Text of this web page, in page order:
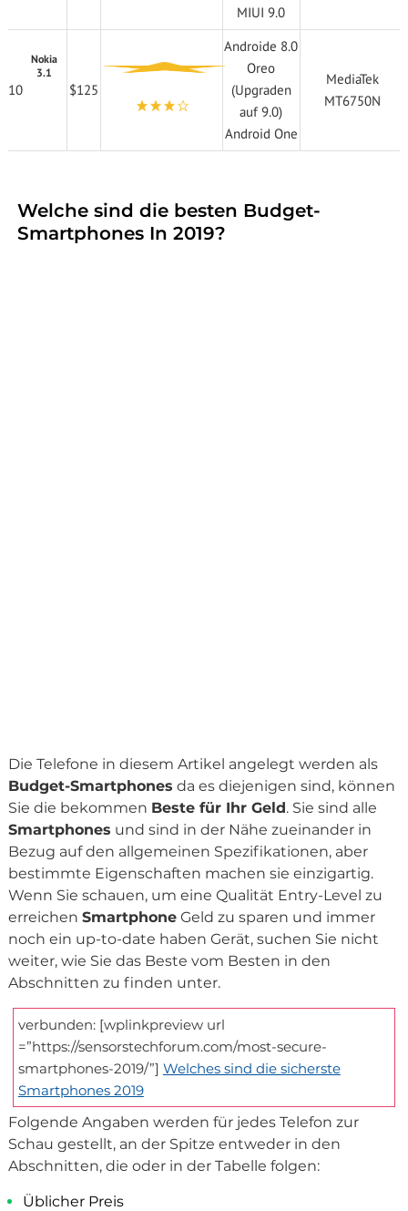
MIUI 9.0
10
Nokia
3.1
$125
Androide 8.0
Oreo
(Upgraden
auf 9.0)
Android One
MediaTek
MT6750N
Welche sind die besten Budget-
Smartphones In 2019?
Die Telefone in diesem Artikel angelegt werden als
Budget-Smartphones da es diejenigen sind, können
Sie die bekommen Beste für Ihr Geld. Sie sind alle
Smartphones und sind in der Nähe zueinander in
Bezug auf den allgemeinen Spezifikationen, aber
bestimmte Eigenschaften machen sie einzigartig.
Wenn Sie schauen, um eine Qualität Entry-Level zu
erreichen SmartphoneGeld zu sparen und immer
noch ein up-to-date haben Gerät, suchen Sie nicht
weiter, wie Sie das Beste vom Besten in den
Abschnitten zu finden unter.
verbunden: [wplinkpreview url
=”https://sensorstechforum.com/most-secure-
smartphones-2019/”] Welches sind die sicherste
Smartphones 2019
Folgende Angaben werden für jedes Telefon zur
Schau gestellt, an der Spitze entweder in den
Abschnitten, die oder in der Tabelle folgen:
Üblicher Preis